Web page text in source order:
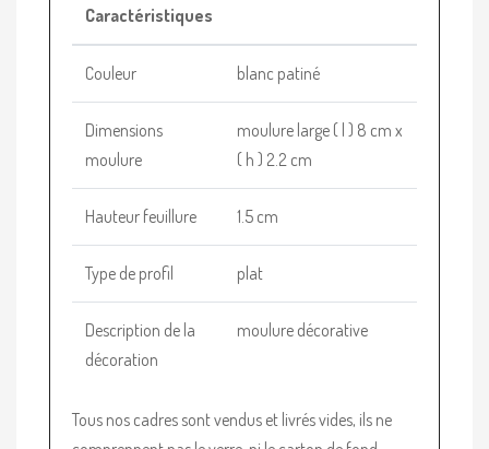
Caractéristiques
Couleur blanc patiné
Dimensions
moulure
moulure large ( l ) 8 cm x
( h ) 2.2 cm
Hauteur feuillure 1.5 cm
Type de profil plat
Description de la
décoration
moulure décorative
Tous nos cadres sont vendus et livrés vides, ils ne